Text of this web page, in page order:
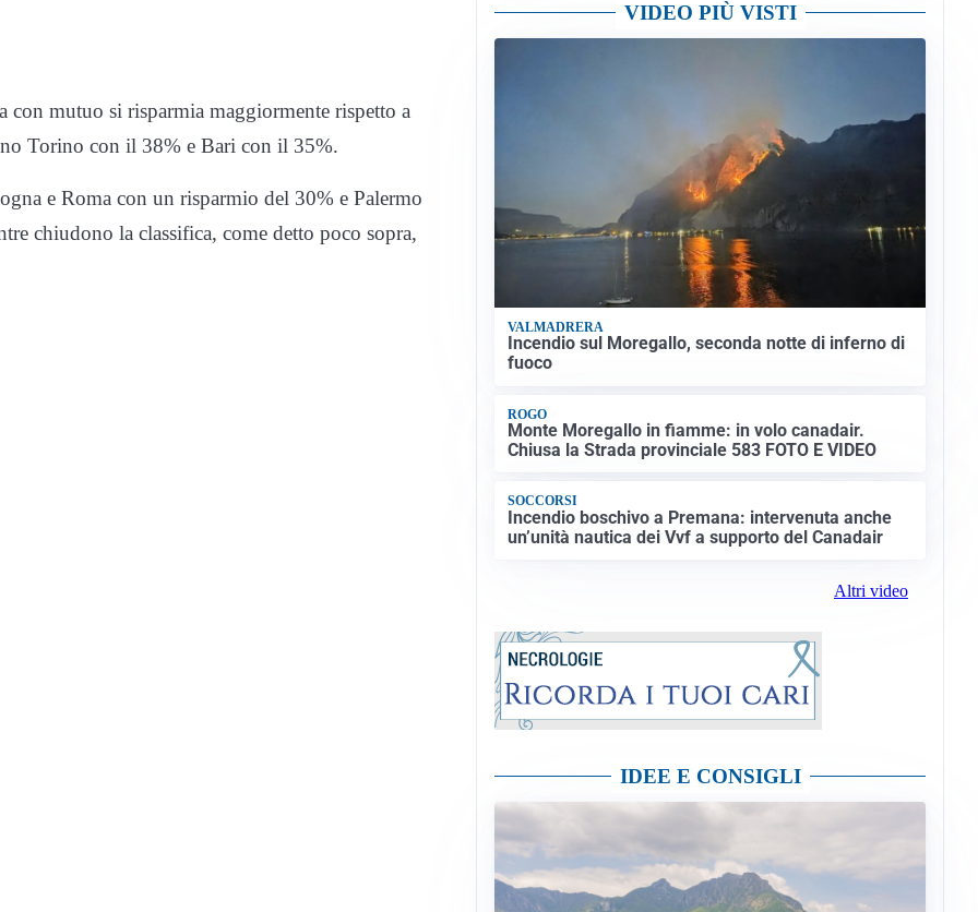
con mutuo si risparmia maggiormente rispetto a
Torino con il 38% e Bari con il 35%.
e Roma con un risparmio del 30% e Palermo
chiudono la classifica, come detto poco sopra,
VIDEO PIÙ VISTI
VALMADRERA
Incendio sul Moregallo, seconda notte di inferno di
fuoco
ROGO
Monte Moregallo in fiamme: in volo canadair.
Chiusa la Strada provinciale 583 FOTO E VIDEO
SOCCORSI
Incendio boschivo a Premana: intervenuta anche
un’unità nautica dei Vvf a supporto del Canadair
Altri video
IDEE E CONSIGLI